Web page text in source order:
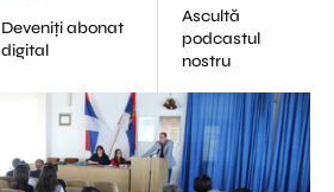
Deveniți abonat
digital
Ascultă
podcastul
nostru